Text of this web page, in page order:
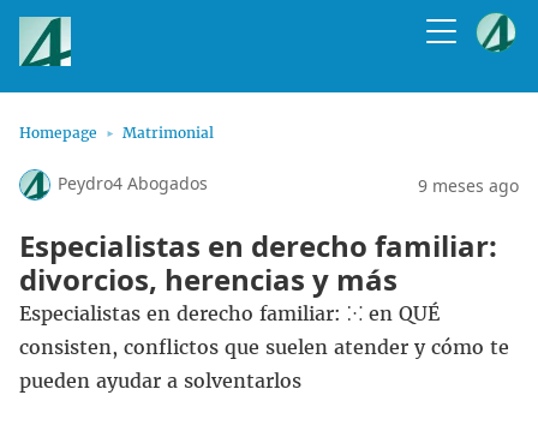
Homepage Matrimonial
Peydro4 Abogados 9 meses ago
Especialistas en derecho familiar:
divorcios, herencias y más
Especialistas en derecho familiar: ⁙ en QUÉ
consisten, conflictos que suelen atender y cómo te
pueden ayudar a solventarlos